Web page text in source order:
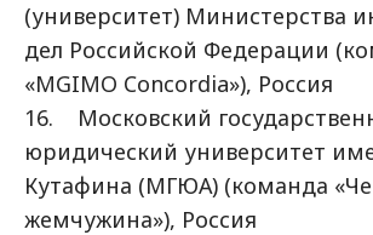
(университет) Министерства
дел Российской Федерации
«MGIMO Concordia»), Россия
16. Московский
юридический университет
Кутафина (МГЮА) (команда
жемчужина»), Россия